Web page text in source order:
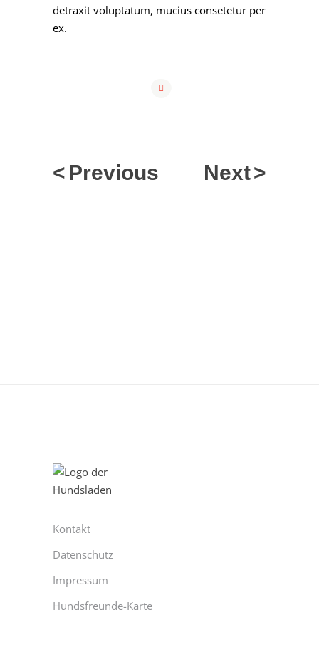
detraxit voluptatum, mucius consetetur per
ex.
< Previous >
Next
Kontakt
Datenschutz
Impressum
Hundsfreunde-Karte